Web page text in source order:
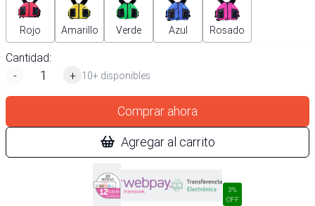
Rojo Amarillo Verde Azul Rosado
Cantidad:
-
+ 10+ disponibles
Comprar ahora
Agregar al carrito
3%
OFF